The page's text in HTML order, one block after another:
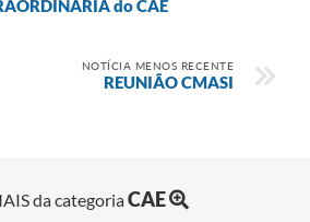
do CAE
NOTÍCIA MENOS RECENTE
REUNIÃO CMASI
da categoriaCAE